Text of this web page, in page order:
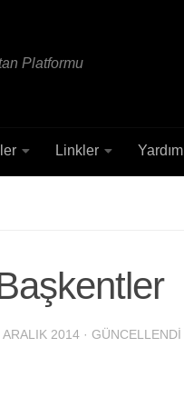
Platformu
Linkler Yardım
ARALIK 2014 · GÜNCELLENDI